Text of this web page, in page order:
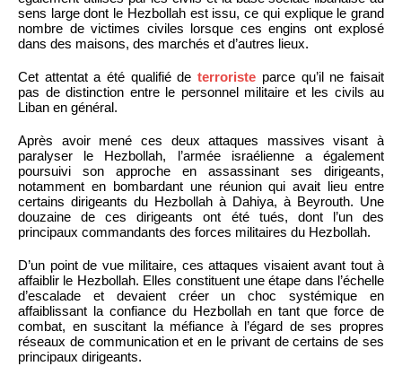
sens large dont le Hezbollah est issu, ce qui explique le grand
nombre de victimes civiles lorsque ces engins ont explosé
dans des maisons, des marchés et d’autres lieux.
Cet attentat a été qualifié deterroriste parce qu’il ne faisait
pas de distinction entre le personnel militaire et les civils au
Liban en général.
Après avoir mené ces deux attaques massives visant à
paralyser le Hezbollah, l’armée israélienne a également
poursuivi son approche en assassinant ses dirigeants,
notamment en bombardant une réunion qui avait lieu entre
certains dirigeants du Hezbollah à Dahiya, à Beyrouth. Une
douzaine de ces dirigeants ont été tués, dont l’un des
principaux commandants des forces militaires du Hezbollah.
D’un point de vue militaire, ces attaques visaient avant tout à
affaiblir le Hezbollah. Elles constituent une étape dans l’échelle
d’escalade et devaient créer un choc systémique en
affaiblissant la confiance du Hezbollah en tant que force de
combat, en suscitant la méfiance à l’égard de ses propres
réseaux de communication et en le privant de certains de ses
principaux dirigeants.